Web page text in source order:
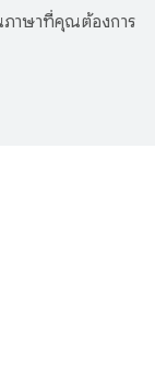
ภาษาที่คุณต้องการ